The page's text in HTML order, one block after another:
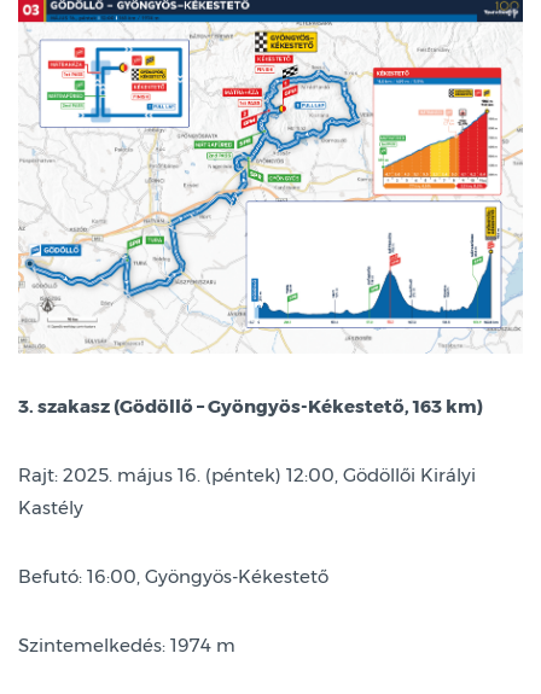
3. szakasz (Gödöllő – Gyöngyös-Kékestető, 163 km)
Rajt: 2025. május 16. (péntek) 12:00, Gödöllői Királyi
Kastély
Befutó: 16:00, Gyöngyös-Kékestető
Szintemelkedés: 1974 m